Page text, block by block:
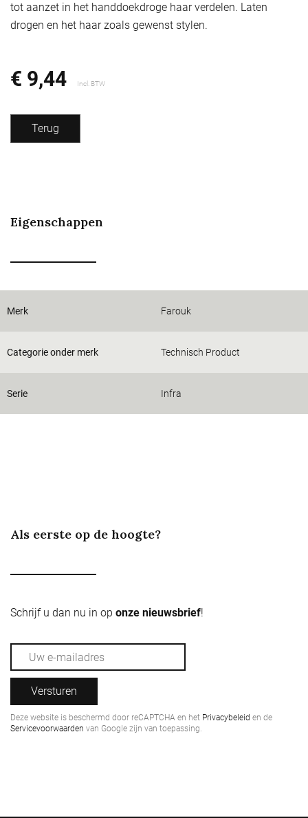
tot aanzet in het handdoekdroge haar verdelen. Laten
drogen en het haar zoals gewenst stylen.
€ 9,44 Incl. BTW
Terug
Eigenschappen
Merk Farouk
Categorie onder merk Technisch Product
Serie Infra
Als eerste op de hoogte?
Schrijf u dan nu in op onze nieuwsbrief!
Versturen
Deze website is beschermd door reCAPTCHA en het Privacybeleid en de
Servicevoorwaarden van Google zijn van toepassing.